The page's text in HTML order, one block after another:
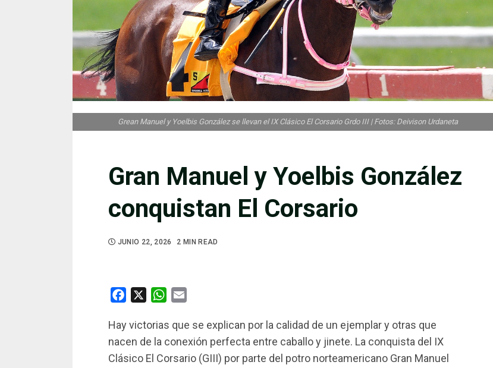
Gran Manuel y Yoelbis González
conquistan El Corsario
JUNIO 22, 2026 2 MIN READ
Grean Manuel y Yoelbis González se llevan el IX Clásico El Corsario Grdo III | Fotos: Deivison Urdaneta
Facebook WhatsApp
Hay victorias que se explican por la calidad de un ejemplar y otras que
nacen de la conexión perfecta entre caballo y jinete. La conquista del IX
Clásico El Corsario (GIII) por parte del potro norteamericano Gran Manuel